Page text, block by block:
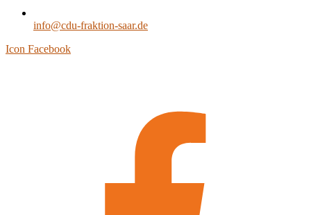
info@cdu-fraktion-saar.de
Icon Facebook